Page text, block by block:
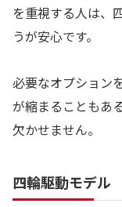
を重視する人は、
うが安心です。
必要なオプション
が縮まることもあ
欠かせません。
四輪駆動モデル